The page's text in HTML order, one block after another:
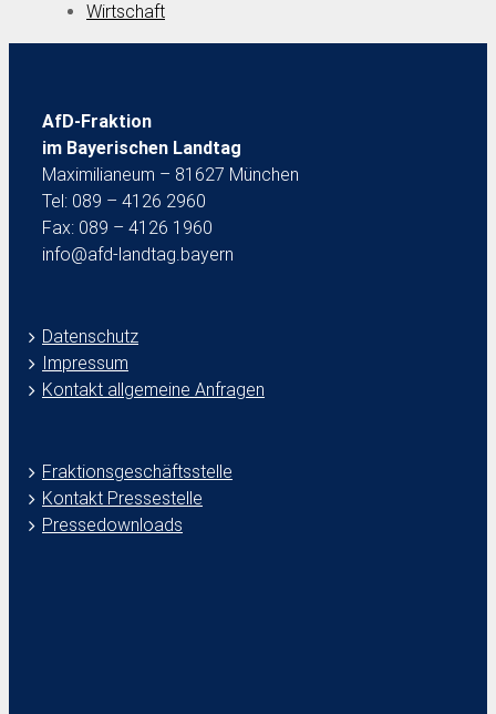
Wirtschaft
AfD-Fraktion
im Bayerischen Landtag
Maximilianeum – 81627 München
Tel: 089 – 4126 2960
Fax: 089 – 4126 1960
info@afd-landtag.bayern
Datenschutz
Impressum
Kontakt allgemeine Anfragen
Fraktionsgeschäftsstelle
Kontakt Pressestelle
Pressedownloads